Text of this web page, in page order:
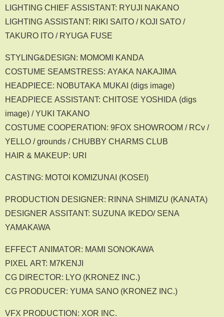
LIGHTING CHIEF ASSISTANT: RYUJI NAKANO
LIGHTING ASSISTANT: RIKI SAITO / KOJI SATO /
TAKURO ITO / RYUGA FUSE
STYLING&DESIGN: MOMOMI KANDA
COSTUME SEAMSTRESS: AYAKA NAKAJIMA
HEADPIECE: NOBUTAKA MUKAI (digs image)
HEADPIECE ASSISTANT: CHITOSE YOSHIDA (digs
image) / YUKI TAKANO
COSTUME COOPERATION: 9FOX SHOWROOM / RCv /
YELLO / grounds / CHUBBY CHARMS CLUB
HAIR & MAKEUP: URI
CASTING: MOTOI KOMIZUNAI (KOSEI)
PRODUCTION DESIGNER: RINNA SHIMIZU (KANATA)
DESIGNER ASSITANT: SUZUNA IKEDO/ SENA
YAMAKAWA
EFFECT ANIMATOR: MAMI SONOKAWA
PIXEL ART: M7KENJI
CG DIRECTOR: LYO (KRONEZ INC.)
CG PRODUCER: YUMA SANO (KRONEZ INC.)
VFX PRODUCTION: XOR INC.